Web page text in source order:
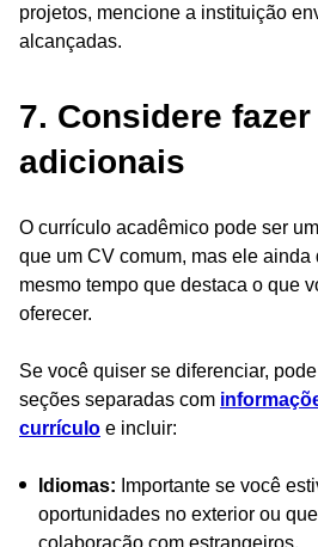
projetos, mencione a instituição
alcançadas.
7. Considere
adicionais
O currículo acadêmico pode ser
que um CV comum, mas ele
mesmo tempo que destaca o que
oferecer.
Se você quiser se diferenciar,
seções separadas com
currículo e incluir:
Idiomas: Importante se você
oportunidades no exterior ou
colaboração com estrangeiros.